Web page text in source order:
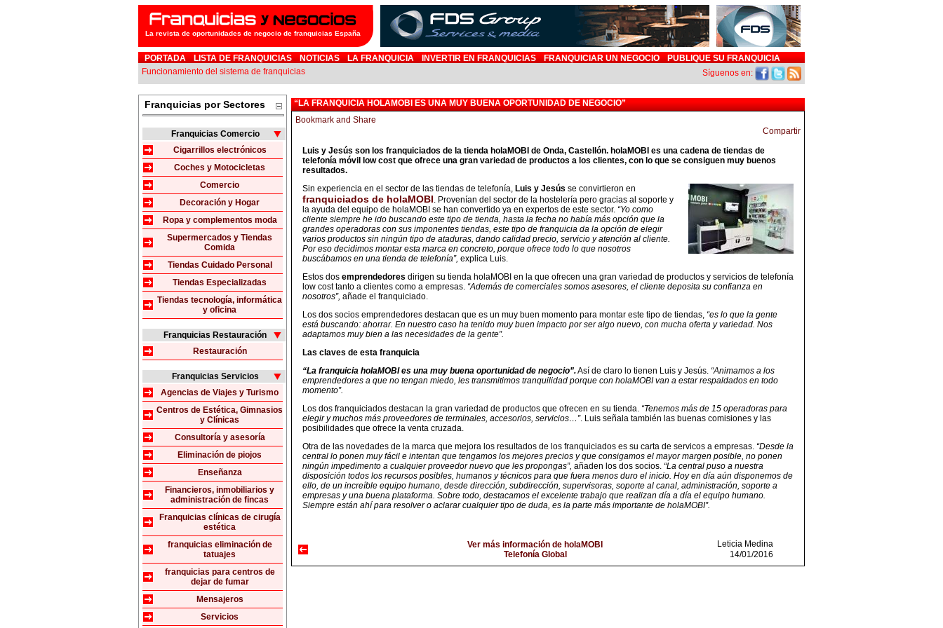
La revista de oportunidades de negocio de franquicias España
PORTADA LISTA DE FRANQUICIAS NOTICIAS LA FRANQUICIA INVERTIR EN FRANQUICIAS FRANQUICIAR UN NEGOCIO
PUBLIQUE SU FRANQUICIA
Funcionamiento del sistema de franquicias
Síguenos en:
Franquicias por Sectores
Franquicias Comercio
Cigarrillos electrónicos
Coches y Motocicletas
Comercio
Decoración y Hogar
Ropa y complementos moda
Supermercados y Tiendas
Comida
Tiendas Cuidado Personal
Tiendas Especializadas
Tiendas tecnología, informática
y oficina
Franquicias Restauración
Restauración
Franquicias Servicios
Agencias de Viajes y Turismo
Centros de Estética, Gimnasios
y Clínicas
Consultoría y asesoría
Eliminación de piojos
Enseñanza
Financieros, inmobiliarios y
administración de fincas
Franquicias clínicas de cirugía
estética
franquicias eliminación de
tatuajes
franquicias para centros de
dejar de fumar
Mensajeros
Servicios
“LA FRANQUICIA HOLAMOBI ES UNA MUY BUENA OPORTUNIDAD DE NEGOCIO”
Luis y Jesús son los franquiciados de la tienda holaMOBI de Onda, Castellón. holaMOBI es una cadena de tiendas de
telefonía móvil low cost que ofrece una gran variedad de productos a los clientes, con lo que se consiguen muy buenos
resultados.
Sin experiencia en el sector de las tiendas de telefonía, Luis y Jesús se convirtieron en
franquiciados de holaMOBI. Provenían del sector de la hostelería pero gracias al soporte y
la ayuda del equipo de holaMOBI se han convertido ya en expertos de este sector. “Yo como
cliente siempre he ido buscando este tipo de tienda, hasta la fecha no había más opción que la
grandes operadoras con sus imponentes tiendas, este tipo de franquicia da la opción de elegir
varios productos sin ningún tipo de ataduras, dando calidad precio, servicio y atención al cliente.
Por eso decidimos montar esta marca en concreto, porque ofrece todo lo que nosotros
buscábamos en una tienda de telefonía”, explica Luis.
Estos dos emprendedores dirigen su tienda holaMOBI en la que ofrecen una gran variedad de productos y servicios de telefonía
low cost tanto a clientes como a empresas. “Además de comerciales somos asesores, el cliente deposita su confianza en
nosotros”, añade el franquiciado.
Los dos socios emprendedores destacan que es un muy buen momento para montar este tipo de tiendas, “es lo que la gente
está buscando: ahorrar. En nuestro caso ha tenido muy buen impacto por ser algo nuevo, con mucha oferta y variedad. Nos
adaptamos muy bien a las necesidades de la gente”.
Las claves de esta franquicia
“La franquicia holaMOBI es una muy buena oportunidad de negocio”.Así de claro lo tienen Luis y Jesús. “Animamos a los
emprendedores a que no tengan miedo, les transmitimos tranquilidad porque con holaMOBI van a estar respaldados en todo
momento”.
Los dos franquiciados destacan la gran variedad de productos que ofrecen en su tienda. “Tenemos más de 15 operadoras para
elegir y muchos más proveedores de terminales, accesorios, servicios…”. Luis señala también las buenas comisiones y las
posibilidades que ofrece la venta cruzada.
Otra de las novedades de la marca que mejora los resultados de los franquiciados es su carta de servicos a empresas. “Desde la
central lo ponen muy fácil e intentan que tengamos los mejores precios y que consigamos el mayor margen posible, no ponen
ningún impedimento a cualquier proveedor nuevo que les propongas”, añaden los dos socios. “La central puso a nuestra
disposición todos los recursos posibles, humanos y técnicos para que fuera menos duro el inicio. Hoy en día aún disponemos de
ello, de un increíble equipo humano, desde dirección, subdirección, supervisoras, soporte al canal, administración, soporte a
empresas y una buena plataforma. Sobre todo, destacamos el excelente trabajo que realizan día a día el equipo humano.
Siempre están ahí para resolver o aclarar cualquier tipo de duda, es la parte más importante de holaMOBI”.
Ver más información de holaMOBI
Telefonía Global
Leticia Medina
14/01/2016